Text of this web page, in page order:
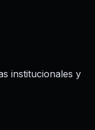
institucionales y